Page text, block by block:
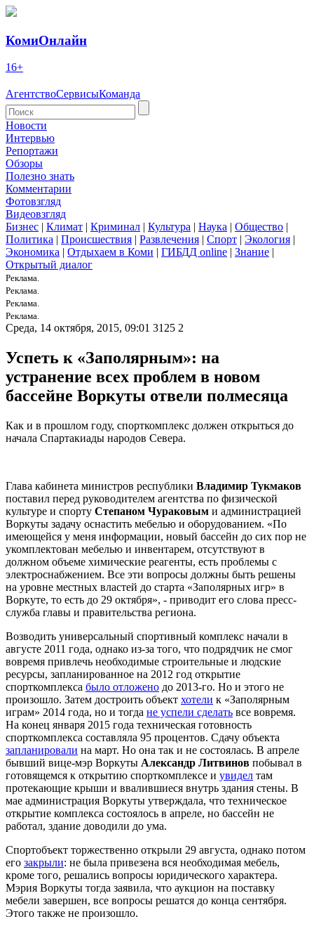
КомиОнлайн
16+
АгентствоСервисыКоманда
Новости
Интервью
Репортажи
Обзоры
Полезно знать
Комментарии
Фотовзгляд
Видеовзгляд
Бизнес | Климат | Криминал | Культура | Наука | Общество |
Политика | Происшествия | Развлечения | Спорт | Экология |
Экономика | Отдыхаем в Коми | ГИБДД online | Знание |
Открытый диалог
Реклама.
Реклама.
Реклама.
Реклама.
Среда, 14 октября, 2015, 09:01 3125 2
Успеть к «Заполярным»: на
устранение всех проблем в новом
бассейне Воркуты отвели полмесяца
Как и в прошлом году, спорткомплекс должен открыться до
начала Спартакиады народов Севера.
Глава кабинета министров республики Владимир Тукмаков
поставил перед руководителем агентства по физической
культуре и спорту Степаном Чураковым и администрацией
Воркуты задачу оснастить мебелью и оборудованием. «По
имеющейся у меня информации, новый бассейн до сих пор не
укомплектован мебелью и инвентарем, отсутствуют в
должном объеме химические реагенты, есть проблемы с
электроснабжением. Все эти вопросы должны быть решены
на уровне местных властей до старта «Заполярных игр» в
Воркуте, то есть до 29 октября», - приводит его слова пресс-
служба главы и правительства региона.
Возводить универсальный спортивный комплекс начали в
августе 2011 года, однако из-за того, что подрядчик не смог
вовремя привлечь необходимые строительные и людские
ресурсы, запланированное на 2012 год открытие
спорткомплекса было отложено до 2013-го. Но и этого не
произошло. Затем достроить объект хотели к «Заполярным
играм» 2014 года, но и тогда не успели сделать все вовремя.
На конец января 2015 года техническая готовность
спорткомплекса составляла 95 процентов. Сдачу объекта
запланировали на март. Но она так и не состоялась. В апреле
бывший вице-мэр Воркуты Александр Литвинов побывал в
готовящемся к открытию спорткомплексе и увидел там
протекающие крыши и ввалившиеся внутрь здания стены. В
мае администрация Воркуты утверждала, что техническое
открытие комплекса состоялось в апреле, но бассейн не
работал, здание доводили до ума.
Спортобъект торжественно открыли 29 августа, однако потом
его закрыли: не была привезена вся необходимая мебель,
кроме того, решались вопросы юридического характера.
Мэрия Воркуты тогда заявила, что аукцион на поставку
мебели завершен, все вопросы решатся до конца сентября.
Этого также не произошло.